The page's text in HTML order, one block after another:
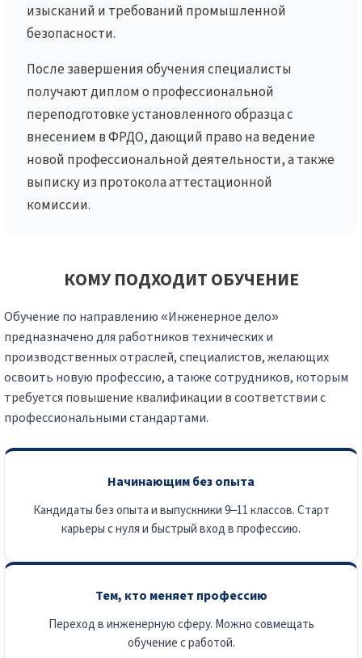
изысканий и требований промышленной
безопасности.
После завершения обучения специалисты
получают диплом о профессиональной
переподготовке установленного образца с
внесением в ФРДО, дающий право на ведение
новой профессиональной деятельности, а также
выписку из протокола аттестационной
комиссии.
КОМУ ПОДХОДИТ ОБУЧЕНИЕ
Обучение по направлению «Инженерное дело»
предназначено для работников технических и
производственных отраслей, специалистов, желающих
освоить новую профессию, а также сотрудников, которым
требуется повышение квалификации в соответствии с
профессиональными стандартами.
Начинающим без опыта
Кандидаты без опыта и выпускники 9–11 классов. Старт
карьеры с нуля и быстрый вход в профессию.
Тем, кто меняет профессию
Переход в инженерную сферу. Можно совмещать
обучение с работой.